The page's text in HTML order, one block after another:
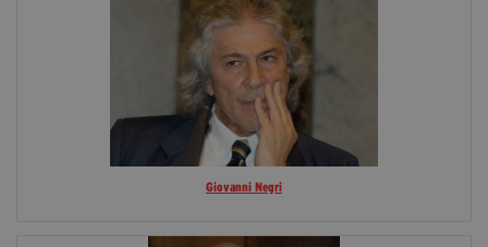
Giovanni Negri